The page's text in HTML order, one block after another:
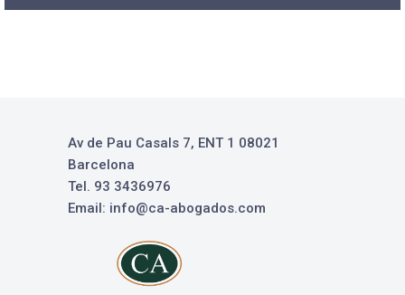
Av de Pau Casals 7, ENT 1 08021
Barcelona
Tel. 93 3436976
Email: info@ca-abogados.com